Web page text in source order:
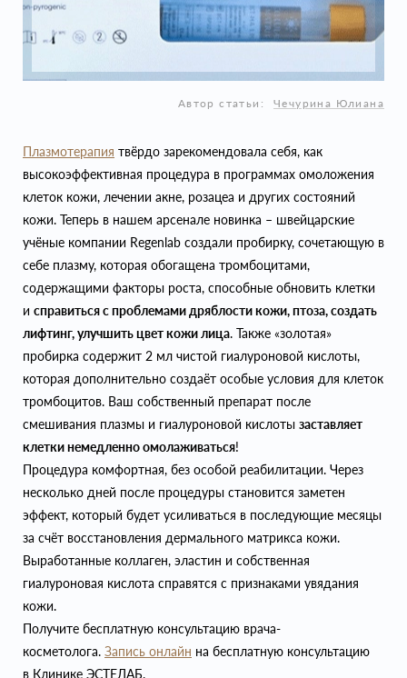
Автор статьи: Чечурина Юлиана
Плазмотерапия твёрдо зарекомендовала себя, как
высокоэффективная процедура в программах омоложения
клеток кожи, лечении акне, розацеа и других состояний
кожи. Теперь в нашем арсенале новинка – швейцарские
учёные компании Regenlab создали пробирку, сочетающую в
себе плазму, которая обогащена тромбоцитами,
содержащими факторы роста, способные обновить клетки
и справиться с проблемами дряблости кожи, птоза, создать
лифтинг, улучшить цвет кожи лица. Также «золотая»
пробирка содержит 2 мл чистой гиалуроновой кислоты,
которая дополнительно создаёт особые условия для клеток
тромбоцитов. Ваш собственный препарат после
смешивания плазмы и гиалуроновой кислоты заставляет
клетки немедленно омолаживаться!
Процедура комфортная, без особой реабилитации. Через
несколько дней после процедуры становится заметен
эффект, который будет усиливаться в последующие месяцы
за счёт восстановления дермального матрикса кожи.
Выработанные коллаген, эластин и собственная
гиалуроновая кислота справятся с признаками увядания
кожи.
Получите бесплатную консультацию врача-
косметолога. Запись онлайн на бесплатную консультацию
в Клинике ЭСТЕЛАБ.